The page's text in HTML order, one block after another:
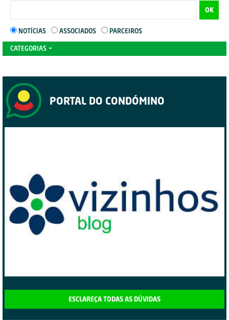
OK
NOTÍCIAS ASSOCIADOS PARCEIROS
CATEGORIAS
PORTAL DO CONDÓMINO
ESCLAREÇA TODAS AS DÚVIDAS